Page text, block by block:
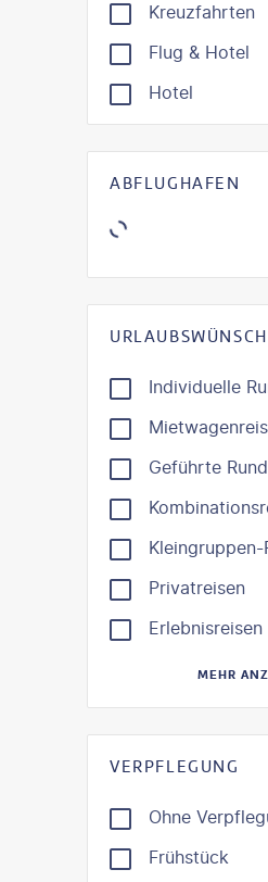
Kreuzfahrten
Flug & Hotel
Hotel
ABFLUGHAFEN
Individuelle
Geführte
Kleingruppen-
Privatreisen
Erlebnisreisen
MEHR
VERPFLEGUNG
Ohne
Frühstück